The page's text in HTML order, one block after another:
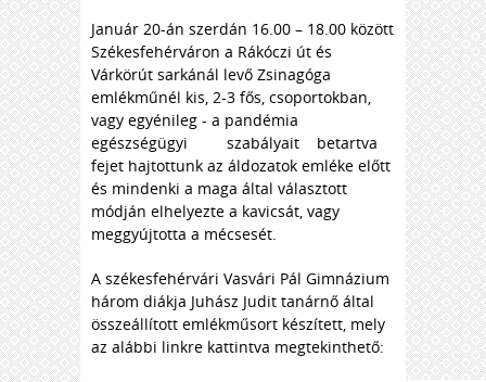
Január 20-án szerdán 16.00 – 18.00 között
Székesfehérváron a Rákóczi út és
Várkörút sarkánál levő Zsinagóga
emlékműnél kis, 2-3 fős, csoportokban,
vagy egyénileg - a pandémia
egészségügyi szabályait betartva
fejet hajtottunk az áldozatok emléke előtt
és mindenki a maga által választott
módján elhelyezte a kavicsát, vagy
meggyújtotta a mécsesét.
A székesfehérvári Vasvári Pál Gimnázium
három diákja Juhász Judit tanárnő által
összeállított emlékműsort készített, mely
az alábbi linkre kattintva megtekinthető: